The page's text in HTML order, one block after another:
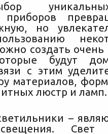
приборов
но
создать
будут
с этим
материалов,
люстр и ламп.
–
Свет